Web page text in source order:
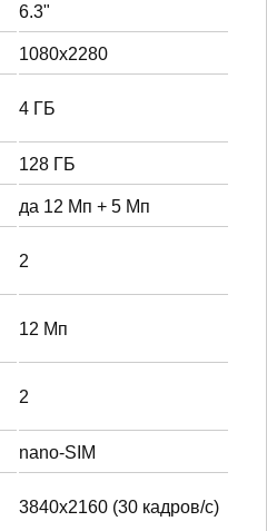
6.3"
1080x2280
4 ГБ
128 ГБ
да 12 Мп + 5 Мп
2
12 Мп
2
nano-SIM
3840x2160 (30 кадров/с)